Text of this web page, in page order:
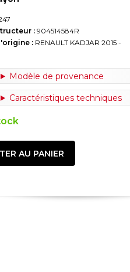
: 904514584R
: RENAULT KADJAR 2015 -
Modèle de provenance
Caractéristiques techniques
AU PANIER